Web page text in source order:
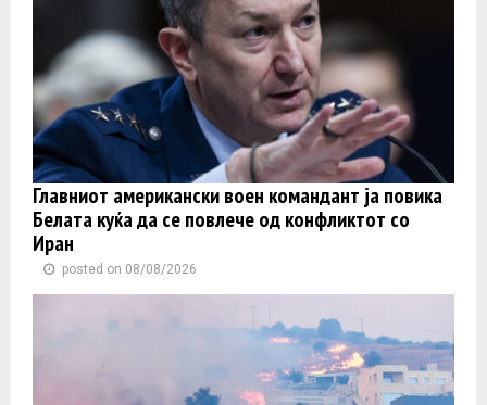
Главниот американски воен командант ја повика
Белата куќа да се повлече од конфликтот со
Иран
posted on 08/08/2026